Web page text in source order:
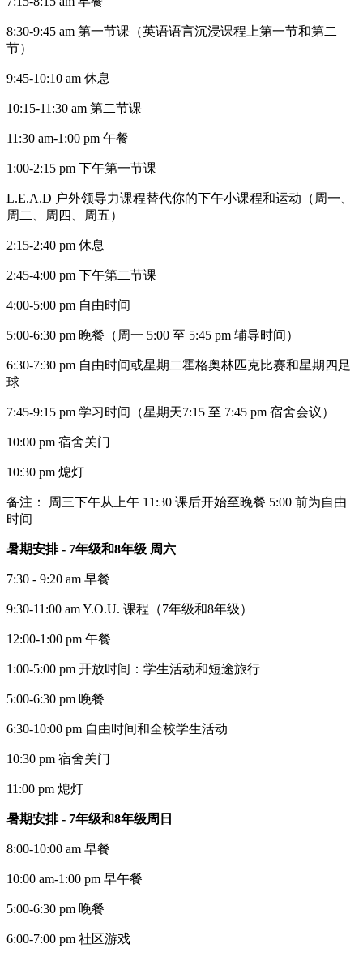
8:30-9:45 am 第一节课（英语语言沉浸课程上第一节和第二
节）
9:45-10:10 am 休息
10:15-11:30 am 第二节课
11:30 am-1:00 pm 午餐
1:00-2:15 pm 下午第一节课
L.E.A.D 户外领导力课程替代你的下午小课程和运动（周一、
周二、周四、周五）
2:15-2:40 pm 休息
2:45-4:00 pm 下午第二节课
4:00-5:00 pm 自由时间
5:00-6:30 pm 晚餐（周一 5:00 至 5:45 pm 辅导时间）
6:30-7:30 pm 自由时间或星期二霍格奥林匹克比赛和星期四足
球
7:45-9:15 pm 学习时间（星期天7:15 至 7:45 pm 宿舍会议）
10:00 pm 宿舍关门
10:30 pm 熄灯
备注： 周三下午从上午 11:30 课后开始至晚餐 5:00 前为自由
时间
暑期安排 - 7年级和8年级 周六
7:30 - 9:20 am 早餐
9:30-11:00 am Y.O.U. 课程（7年级和8年级）
12:00-1:00 pm 午餐
1:00-5:00 pm 开放时间：学生活动和短途旅行
5:00-6:30 pm 晚餐
6:30-10:00 pm 自由时间和全校学生活动
10:30 pm 宿舍关门
11:00 pm 熄灯
暑期安排 - 7年级和8年级周日
8:00-10:00 am 早餐
10:00 am-1:00 pm 早午餐
5:00-6:30 pm 晚餐
6:00-7:00 pm 社区游戏